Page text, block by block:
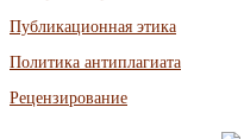
Публикационная этика
Политика антиплагиата
Рецензирование